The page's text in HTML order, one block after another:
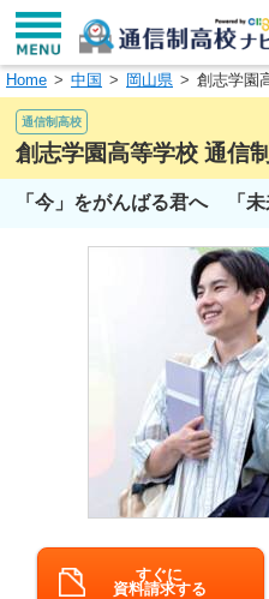
学校名で探す
エリアから探す
エリアを
Home 中国 岡山県 創志学園
通信制高校
創志学園高等学校 通信
「今」をがんばる君へ 「
すぐに
資料請求する